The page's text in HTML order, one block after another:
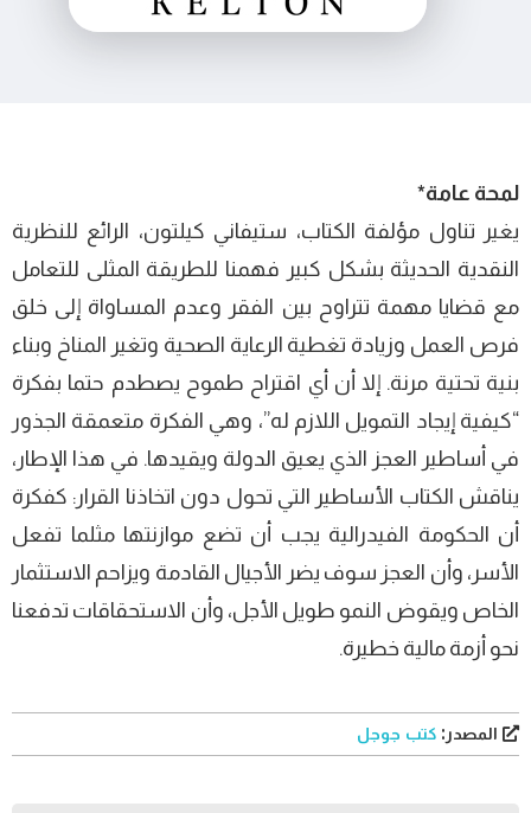
لمحة عامة*
يغير تناول مؤلفة الكتاب، ستيفاني كيلتون، الرائع للنظرية
النقدية الحديثة بشكل كبير فهمنا للطريقة المثلى للتعامل
مع قضايا مهمة تتراوح بين الفقر وعدم المساواة إلى خلق
فرص العمل وزيادة تغطية الرعاية الصحية وتغير المناخ وبناء
بنية تحتية مرنة. إلا أن أي اقتراح طموح يصطدم حتما بفكرة
“كيفية إيجاد التمويل اللازم له”، وهي الفكرة متعمقة الجذور
في أساطير العجز الذي يعيق الدولة ويقيدها. في هذا الإطار،
يناقش الكتاب الأساطير التي تحول دون اتخاذنا القرار: كفكرة
أن الحكومة الفيدرالية يجب أن تضع موازنتها مثلما تفعل
الأسر، وأن العجز سوف يضر الأجيال القادمة ويزاحم الاستثمار
الخاص ويقوض النمو طويل الأجل، وأن الاستحقاقات تدفعنا
نحو أزمة مالية خطيرة.
المصدر: كتب جوجل